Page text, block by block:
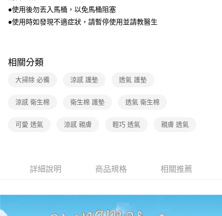
●使用後勿丟入馬桶，以免馬桶阻塞
●使用時如發現不適症狀，請暫停使用並請教醫生
相關分類
大掃除 必備 涼感 護墊 透氣 護墊
涼感 衛生棉 衛生棉 護墊 透氣 衛生棉
可愛 透氣 涼感 親膚 輕巧 透氣 親膚 透氣
詳細說明 商品規格 相關推薦